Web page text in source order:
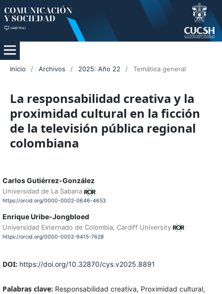
Inicio / Archivos / 2025: Año 22 / Temática general
La responsabilidad creativa y la
proximidad cultural en la ficción
de la televisión pública regional
colombiana
Carlos Gutiérrez-González
Universidad de La Sabana
https://orcid.org/0000-0002-0646-4653
Enrique Uribe-Jongbloed
Universidad Externado de Colombia, Cardiff University
https://orcid.org/0000-0002-9415-7628
DOI: https://doi.org/10.32870/cys.v2025.8891
Palabras clave: Responsabilidad creativa, Proximidad cultural,